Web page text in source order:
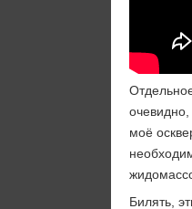
моё
Билять,